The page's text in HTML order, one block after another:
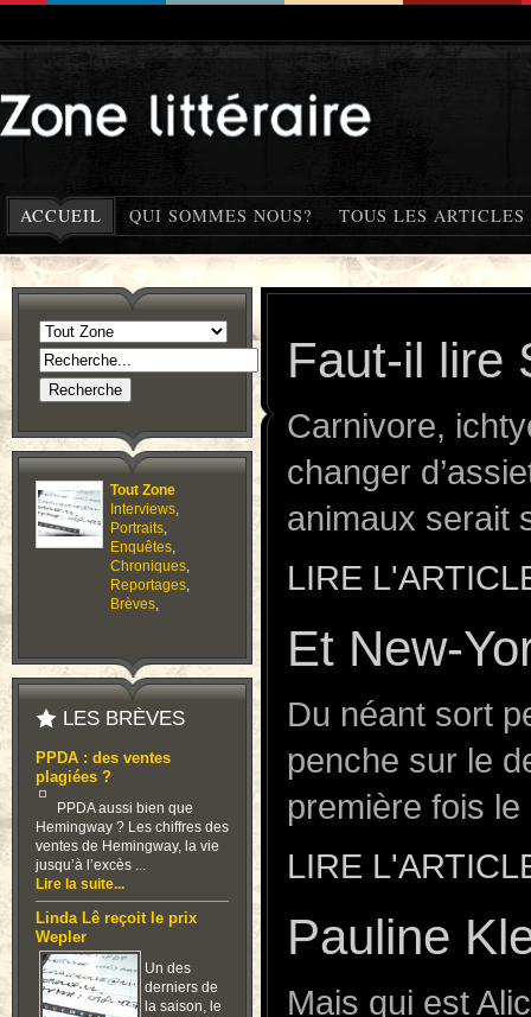
ACCUEIL QUI SOMMES NOUS? TOUS LES ARTICLES
Tout Zone
Interviews,
Portraits,
Enquêtes,
Chroniques,
Reportages,
Brèves,
LES BRÈVES
PPDA : des ventes
plagiées ?
PPDA aussi bien que
Hemingway ? Les chiffres des
ventes de Hemingway, la vie
jusqu’à l’excès ...
Lire la suite...
Linda Lê reçoit le prix
Wepler
Un des
derniers de
la saison, le
Faut-il lire
Carnivore,
changer
animaux serait
LIRE
Et New-
Du néant sort
penche sur le
première fois
LIRE
Pauline
Mais qui est